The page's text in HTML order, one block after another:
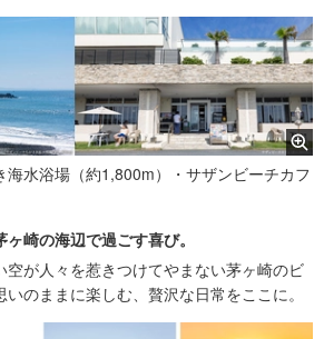
海水浴場（約1,800m）・サザンビーチカフ
崎の海辺で過ごす喜び。
空が人々を惹きつけてやまない茅ヶ崎のビ
のままに楽しむ、贅沢な日常をここに。